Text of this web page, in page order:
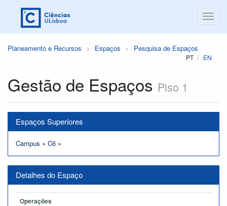
Planeamento e Recursos Espaços Pesquisa de Espaços
PT EN
Gestão de Espaços Piso 1
Espaços Superiores
Campus » C6 »
Detalhes do Espaço
Operações